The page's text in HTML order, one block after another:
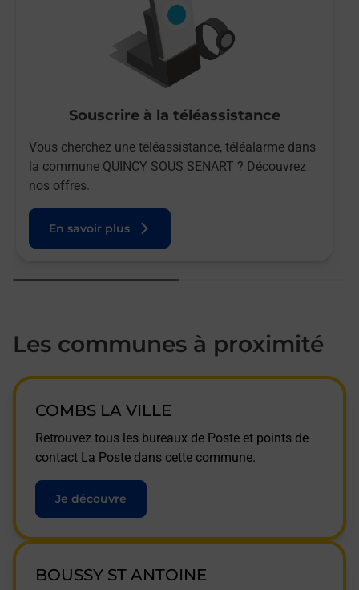
Souscrire à la téléassistance
Vous cherchez une téléassistance, téléalarme dans
la commune QUINCY SOUS SENART ? Découvrez
nos offres.
En savoir plus
Les communes à proximité
COMBS LA VILLE
Retrouvez tous les bureaux de Poste et points de
contact La Poste dans cette commune.
Je découvre
BOUSSY ST ANTOINE